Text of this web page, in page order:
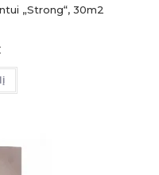
„Strong“, 30m2